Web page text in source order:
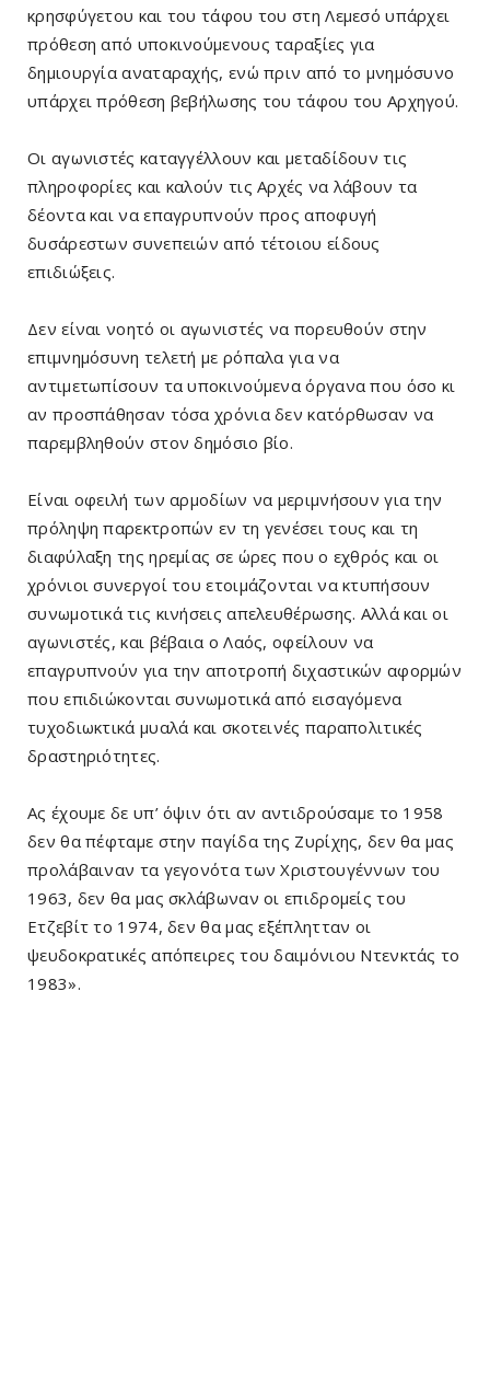
κρησφύγετου και του τάφου του στη Λεμεσό υπάρχει
πρόθεση από υποκινούμενους ταραξίες για
δημιουργία αναταραχής, ενώ πριν από το μνημόσυνο
υπάρχει πρόθεση βεβήλωσης του τάφου του Αρχηγού.
Οι αγωνιστές καταγγέλλουν και μεταδίδουν τις
πληροφορίες και καλούν τις Αρχές να λάβουν τα
δέοντα και να επαγρυπνούν προς αποφυγή
δυσάρεστων συνεπειών από τέτοιου είδους
επιδιώξεις.
Δεν είναι νοητό οι αγωνιστές να πορευθούν στην
επιμνημόσυνη τελετή με ρόπαλα για να
αντιμετωπίσουν τα υποκινούμενα όργανα που όσο κι
αν προσπάθησαν τόσα χρόνια δεν κατόρθωσαν να
παρεμβληθούν στον δημόσιο βίο.
Είναι οφειλή των αρμοδίων να μεριμνήσουν για την
πρόληψη παρεκτροπών εν τη γενέσει τους και τη
διαφύλαξη της ηρεμίας σε ώρες που ο εχθρός και οι
χρόνιοι συνεργοί του ετοιμάζονται να κτυπήσουν
συνωμοτικά τις κινήσεις απελευθέρωσης. Αλλά και οι
αγωνιστές, και βέβαια ο Λαός, οφείλουν να
επαγρυπνούν για την αποτροπή διχαστικών αφορμών
που επιδιώκονται συνωμοτικά από εισαγόμενα
τυχοδιωκτικά μυαλά και σκοτεινές παραπολιτικές
δραστηριότητες.
Ας έχουμε δε υπ’ όψιν ότι αν αντιδρούσαμε το 1958
δεν θα πέφταμε στην παγίδα της Ζυρίχης, δεν θα μας
προλάβαιναν τα γεγονότα των Χριστουγέννων του
1963, δεν θα μας σκλάβωναν οι επιδρομείς του
Ετζεβίτ το 1974, δεν θα μας εξέπλητταν οι
ψευδοκρατικές απόπειρες του δαιμόνιου Ντενκτάς το
1983».